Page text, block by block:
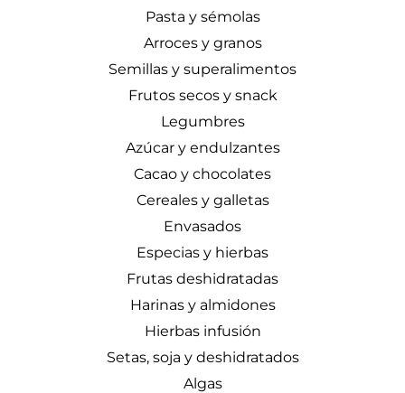
Pasta y sémolas
Arroces y granos
Semillas y superalimentos
Frutos secos y snack
Legumbres
Azúcar y endulzantes
Cacao y chocolates
Cereales y galletas
Envasados
Especias y hierbas
Frutas deshidratadas
Harinas y almidones
Hierbas infusión
Setas, soja y deshidratados
Algas